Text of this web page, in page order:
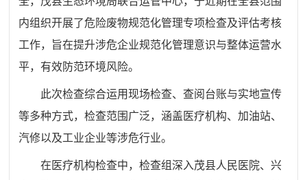
内组织开展了危险废物规范化管理专项检查及评估考核
工作，旨在提升涉危企业规范化管理意识与整体运营水
平，有效防范环境风险。
此次检查综合运用现场检查、查阅台账与实地宣传
等多种方式，检查范围广泛，涵盖医疗机构、加油站、
汽修以及工业企业等涉危行业。
在医疗机构检查中，检查组深入茂县人民医院、兴